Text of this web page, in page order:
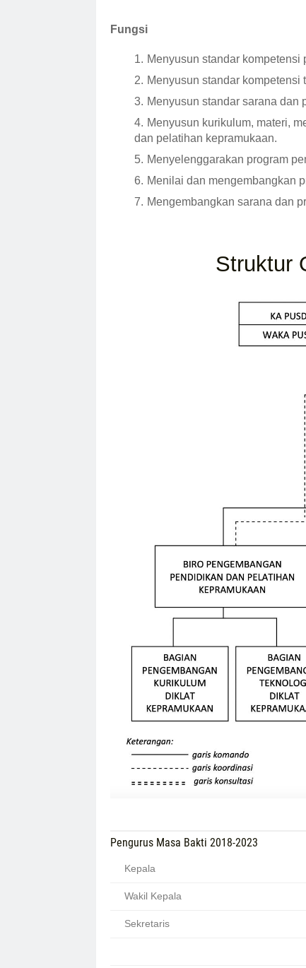
Fungsi
Menyusun standar
Menyusun standar
Menyusun standar sarana dan
Menyusun kurikulum, materi,
dan pelatihan kepramukaan.
Menyelenggarakan program
Menilai dan mengembangkan
Mengembangkan sarana dan
Struktur
Pengurus Masa Bakti 2018-2023
Kepala
Wakil Kepala
Sekretaris